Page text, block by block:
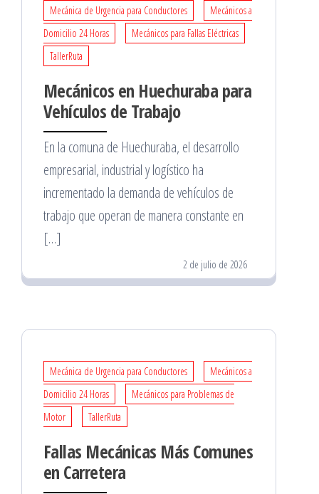
Mecánica de Urgencia para Conductores
Mecánicos a
Domicilio 24 Horas
Mecánicos para Fallas Eléctricas
TallerRuta
Mecánicos en Huechuraba para
Vehículos de Trabajo
En la comuna de Huechuraba, el desarrollo
empresarial, industrial y logístico ha
incrementado la demanda de vehículos de
trabajo que operan de manera constante en
[…]
2 de julio de 2026
Mecánica de Urgencia para Conductores
Mecánicos a
Domicilio 24 Horas
Mecánicos para Problemas de
Motor
TallerRuta
Fallas Mecánicas Más Comunes
en Carretera